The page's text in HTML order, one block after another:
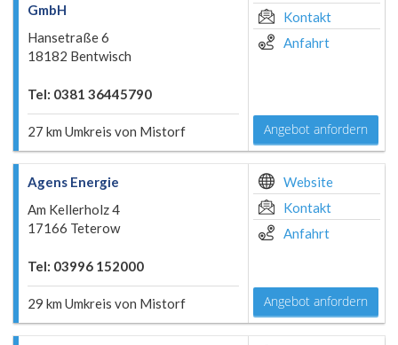
GmbH
Hansetraße 6
18182 Bentwisch
Tel: 0381 36445790
27 km Umkreis von Mistorf
Kontakt
Anfahrt
Angebot anfordern
Agens Energie
Am Kellerholz 4
17166 Teterow
Tel: 03996 152000
29 km Umkreis von Mistorf
Website
Kontakt
Anfahrt
Angebot anfordern